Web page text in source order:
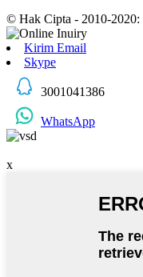
© Hak Cipta - 2010-2020:
Kirim Email
Skype
3001041386
WhatsApp
x